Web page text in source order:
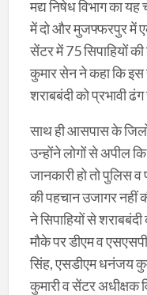
मद्य निषेध विभाग का
में दो और मुजफ्फरपुर में
सेंटर में 75 सिपाहियों
कुमार सेन ने कहा कि
शराबबंदी को प्रभावी
साथ ही आसपास के
उन्होंने लोगों से अपील
जानकारी हो तो पुलिस
की पहचान उजागर नहीं
ने सिपाहियों से
मौके पर डीएम व
सिंह, एसडीएम धनंजय
कुमारी व सेंटर अधीक्षक